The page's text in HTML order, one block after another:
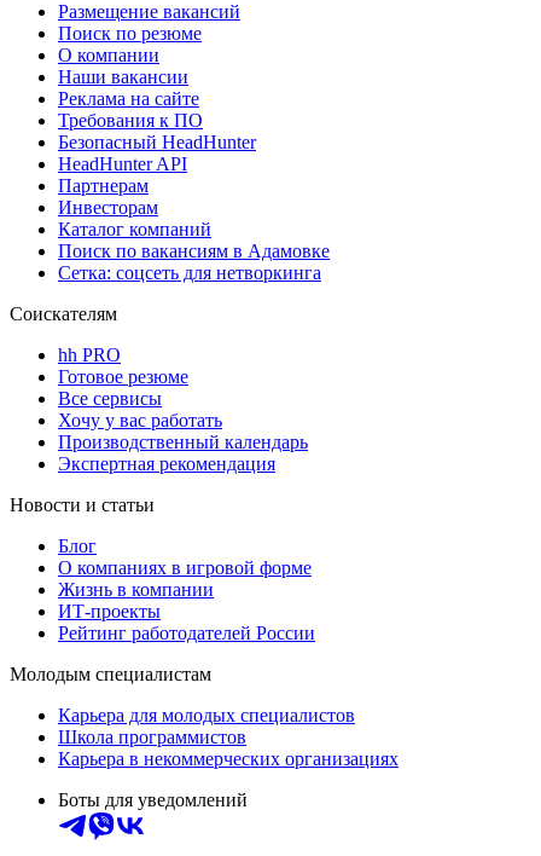
Размещение вакансий
Поиск по резюме
О компании
Наши вакансии
Реклама на сайте
Требования к ПО
Безопасный HeadHunter
HeadHunter API
Партнерам
Инвесторам
Каталог компаний
Поиск по вакансиям в Адамовке
Сетка: соцсеть для нетворкинга
Соискателям
hh PRO
Готовое резюме
Все сервисы
Хочу у вас работать
Производственный календарь
Экспертная рекомендация
Новости и статьи
Блог
О компаниях в игровой форме
Жизнь в компании
ИТ-проекты
Рейтинг работодателей России
Молодым специалистам
Карьера для молодых специалистов
Школа программистов
Карьера в некоммерческих организациях
Боты для уведомлений